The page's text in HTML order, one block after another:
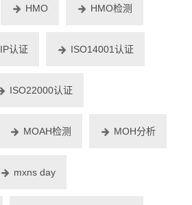
HMO HMO检测
IP认证 ISO14001认证
ISO22000认证
MOAH检测 MOH分析
mxns day